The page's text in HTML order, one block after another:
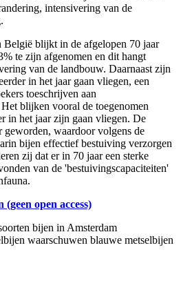
intensivering van de
blijkt in de afgelopen 70 jaar
te zijn afgenomen en dit hangt
van de landbouw. Daarnaast zijn
in het jaar gaan vliegen, een
toeschrijven aan
blijken vooral de toegenomen
in het jaar zijn gaan vliegen. De
waardoor volgens de
bijen effectief bestuiving verzorgen
zij dat er in 70 jaar een sterke
van de 'bestuivingscapaciteiten'
open access)
bijen in Amsterdam
waarschuwen blauwe metselbijen